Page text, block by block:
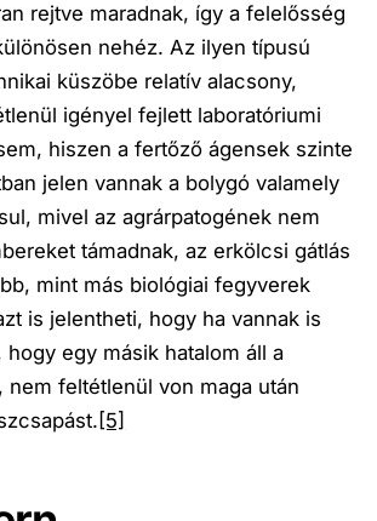
rejtve maradnak, így a felelősség
nehéz. Az ilyen típusú
küszöbe relatív alacsony,
igényel fejlett laboratóriumi
hiszen a fertőző ágensek szinte
jelen vannak a bolygó valamely
mivel az agrárpatogének nem
támadnak, az erkölcsi gátlás
mint más biológiai fegyverek
is jelentheti, hogy ha vannak is
hogy egy másik hatalom áll a
nem feltétlenül von maga után
[5]